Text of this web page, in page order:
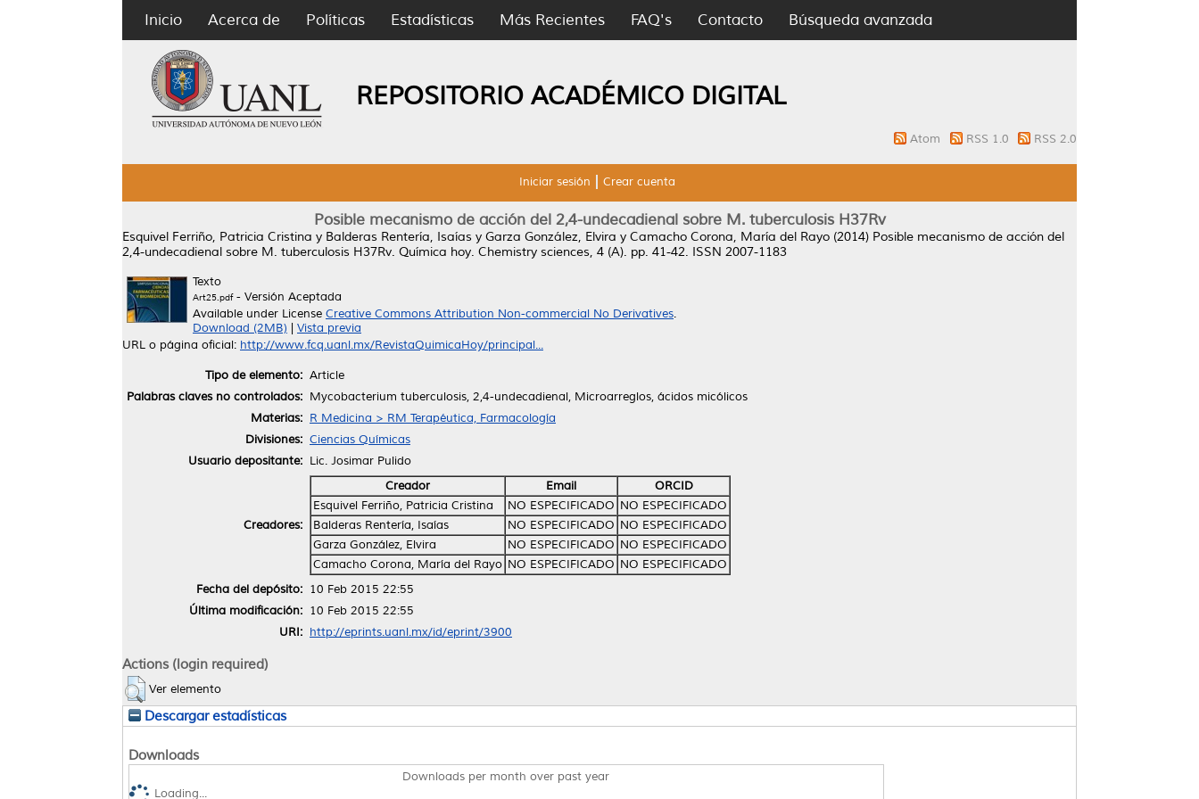
Inicio Acerca de Políticas Estadísticas Más Recientes FAQ's Contacto Búsqueda avanzada
REPOSITORIO ACADÉMICO DIGITAL
Atom RSS 1.0 RSS 2.0
Iniciar sesión Crear cuenta
Posible mecanismo de acción del 2,4-undecadienal sobre M. tuberculosis H37Rv
Esquivel Ferriño, Patricia Cristina y Balderas Rentería, Isaías y Garza González, Elvira y Camacho Corona, María del Rayo (2014) Posible mecanismo de acción del
2,4-undecadienal sobre M. tuberculosis H37Rv. Química hoy. Chemistry sciences, 4 (A). pp. 41-42. ISSN 2007-1183
Texto
Art25.pdf- Versión Aceptada
Available under License Creative Commons Attribution Non-commercial No Derivatives.
Download (2MB)
Vista previa
URL o página oficial: http://www.fcq.uanl.mx/RevistaQuimicaHoy/principal...
Tipo de elemento: Article
Palabras claves no controlados: Mycobacterium tuberculosis, 2,4-undecadienal, Microarreglos, ácidos micólicos
Materias: R Medicina > RM Terapéutica, Farmacología
Divisiones: Ciencias Químicas
Usuario depositante: Lic. Josimar Pulido
Creadores:
Creador Email
ORCID
Esquivel Ferriño, Patricia Cristina
NO ESPECIFICADO NO ESPECIFICADO
Balderas Rentería, Isaías
NO ESPECIFICADO NO ESPECIFICADO
Garza González, Elvira
NO ESPECIFICADO NO ESPECIFICADO
Camacho Corona, María del Rayo NO ESPECIFICADO NO ESPECIFICADO
Fecha del depósito: 10 Feb 2015 22:55
Última modificación: 10 Feb 2015 22:55
URI: http://eprints.uanl.mx/id/eprint/3900
Actions (login required)
Ver elemento
Descargar estadísticas
Downloads
Downloads per month over past year
Loading...